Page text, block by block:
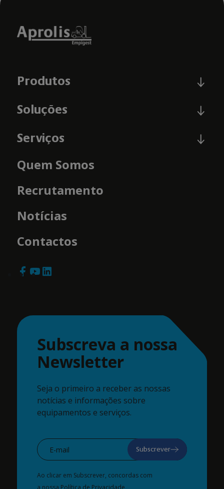
Produtos
Soluções
Serviços
Quem Somos
Recrutamento
Notícias
Contactos
Subscreva a nossa
Newsletter
Seja o primeiro a receber as nossas
notícias e informações sobre
equipamentos e serviços.
Subscrever
Ao clicar em Subscrever, concordas com
a nossa Política de Privacidade